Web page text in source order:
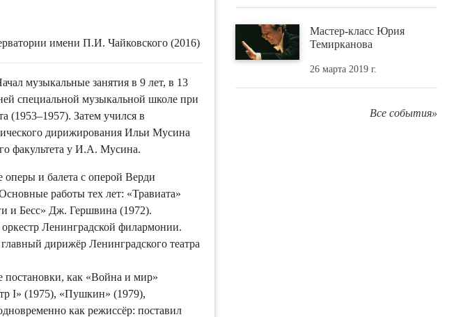
имени П.И. Чайковского (2016)
музыкальные занятия в 9 лет, в 13
специальной музыкальной школе при
(1953–1957). Затем учился в
дирижирования Ильи Мусина
факультета у И.А. Мусина.
и балета с оперой Верди
работы тех лет: «Травиата»
и Бесс» Дж. Гершвина (1972).
Ленинградской филармонии.
дирижёр Ленинградского театра
постановки, как «Война и мир»
I» (1975), «Пушкин» (1979),
как режиссёр: поставил
Мастер-класс Юрия
Темирканова
26 марта 2019 г.
Все события»